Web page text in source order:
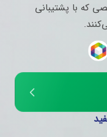
که با پشتیبانی